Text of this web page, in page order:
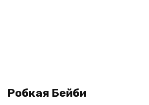
Робкая Бейби